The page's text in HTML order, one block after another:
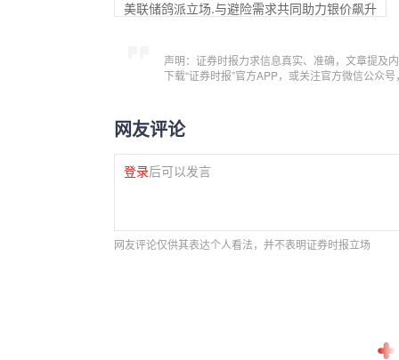
美联储鸽派立场.与避险需求共同助力银价飙升
声明：证券时报力求信息真实、准确，文章提及
下载“证券时报”官方APP，或关注官方微信公众
网友评论
登录后可以发言
网友评论仅供其表达个人看法，并不表明证券时报立场